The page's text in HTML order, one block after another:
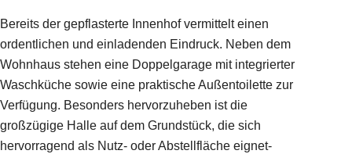
Bereits der gepflasterte Innenhof vermittelt einen
ordentlichen und einladenden Eindruck. Neben dem
Wohnhaus stehen eine Doppelgarage mit integrierter
Waschküche sowie eine praktische Außentoilette zur
Verfügung. Besonders hervorzuheben ist die
großzügige Halle auf dem Grundstück, die sich
hervorragend als Nutz- oder Abstellfläche eignet-